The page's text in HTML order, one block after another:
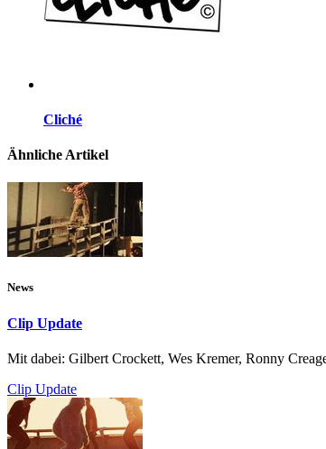
Cliché
Ähnliche Artikel
News
Clip Update
Mit dabei: Gilbert Crockett, Wes Kremer, Ronny
Clip Update